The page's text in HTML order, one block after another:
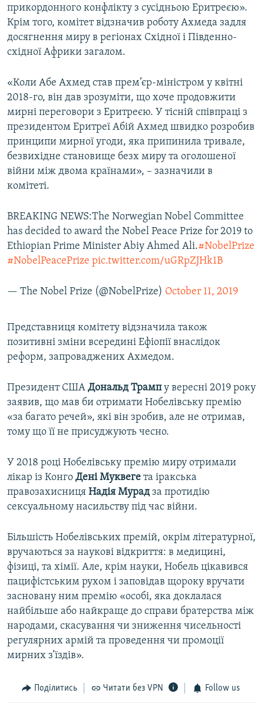
прикордонного конфлікту з сусідньою Еритреєю».
Крім того, комітет відзначив роботу Ахмеда задля
досягнення миру в регіонах Східної і Південно-
східної Африки загалом.
«Коли Абе Ахмед став прем’єр-міністром у квітні
2018-го, він дав зрозуміти, що хоче продовжити
мирні переговори з Еритреєю. У тісній співпраці з
президентом Еритреї Абій Ахмед швидко розробив
принципи мирної угоди, яка припинила тривале,
безвихідне становище безх миру та оголошеної
війни між двома країнами», – зазначили в
комітеті.
BREAKING NEWS:The Norwegian Nobel Committee
has decided to award the Nobel Peace Prize for 2019 to
Ethiopian Prime Minister Abiy Ahmed Ali.#NobelPrize
#NobelPeacePrize pic.twitter.com/uGRpZJHk1B
— The Nobel Prize (@NobelPrize) October 11, 2019
Представниця комітету відзначила також
позитивні зміни всередині Ефіопії внаслідок
реформ, запроваджених Ахмедом.
Президент США Дональд Трампу вересні 2019 року
заявив, що мав би отримати Нобелівську премію
«за багато речей», які він зробив, але не отримав,
тому що її не присуджують чесно.
У 2018 році Нобелівську премію миру отримали
лікар із Конго Дені Муквеге та іракська
правозахисниця Надія Мурадза протидію
сексуальному насильству під час війни.
Більшість Нобелівських премій, окрім літературної,
вручаються за наукові відкриття: в медицині,
фізиці, та хімії. Але, крім науки, Нобель цікавився
пацифістським рухом і заповідав щороку вручати
засновану ним премію «особі, яка доклалася
найбільше або найкраще до справи братерства між
народами, скасування чи зниження чисельності
регулярних армій та проведення чи промоції
мирних з’їздів».
Поділитись Читати без VPN Follow us